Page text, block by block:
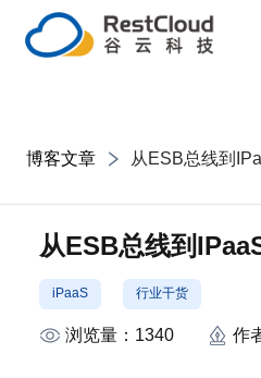
博客文章 从ESB总线到
从ESB总线到
iPaaS 行业干货
浏览量： 1340 作